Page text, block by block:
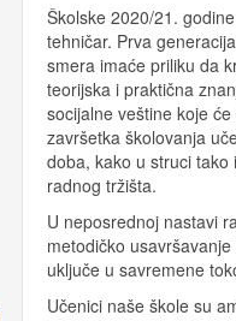
Školske 2020/21.
tehničar. Prva
smera imaće priliku da
teorijska i praktična
socijalne veštine koje
završetka školovanja
doba, kako u struci
radnog tržišta.
U neposrednoj nastavi
metodičko
uključe u savremene
Učenici naše škole su